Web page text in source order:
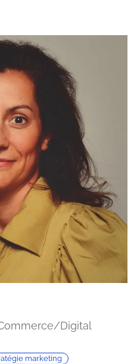
Digital
marketing